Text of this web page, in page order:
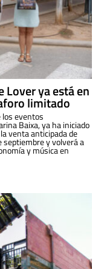
Lover ya está en
limitado
los eventos
Baixa, ya ha iniciado
venta anticipada de
septiembre y volverá a
y música en